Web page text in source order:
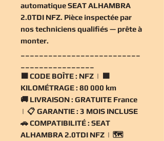
automatique SEAT ALHAMBRA
2.0TDI NFZ. Pièce inspectée par
nos techniciens qualifiés — prête à
monter.
🟧CODE BOÎTE : NFZ | 🟧
KILOMÉTRAGE : 80 000 km
🚚 LIVRAISON : GRATUITE France
| 📋 GARANTIE : 3 MOIS INCLUSE
🚗COMPATIBILITÉ : SEAT
ALHAMBRA 2.0TDI NFZ | 🗺️